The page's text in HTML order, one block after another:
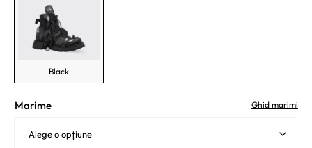
Black
Ghid marimi
Marime